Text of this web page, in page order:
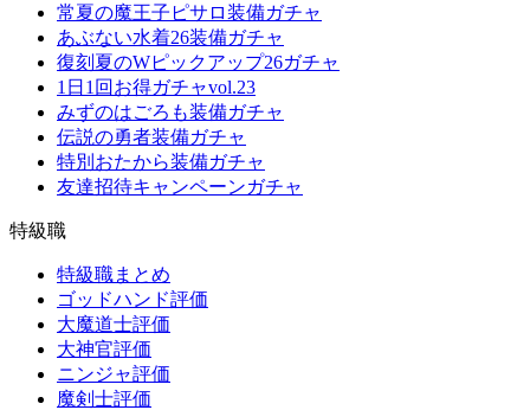
常夏の魔王子ピサロ装備ガチャ
あぶない水着26装備ガチャ
復刻夏のWピックアップ26ガチャ
1日1回お得ガチャvol.23
みずのはごろも装備ガチャ
伝説の勇者装備ガチャ
特別おたから装備ガチャ
友達招待キャンペーンガチャ
特級職
特級職まとめ
ゴッドハンド評価
大魔道士評価
大神官評価
ニンジャ評価
魔剣士評価